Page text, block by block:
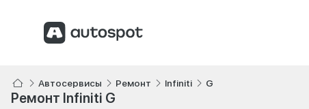
Автосервисы Ремонт Infiniti G
Ремонт Infiniti G